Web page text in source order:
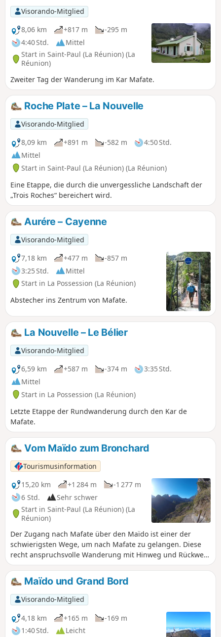
Visorando-Mitglied
8,06 km
+817 m
-295 m
4:40 Std.
Mittel
Start in Saint-Paul (La Réunion) (La
Réunion)
Zweiter Tag der Wanderung im Kar Mafate.
Roche Plate – La Nouvelle
Visorando-Mitglied
8,09 km
+891 m -582 m
4:50 Std.
Mittel
Start in Saint-Paul (La Réunion) (La Réunion)
Eine Etappe, die durch die unvergessliche Landschaft der
„Trois Roches“ bereichert wird.
Aurére – Cayenne
Visorando-Mitglied
7,18 km
+477 m
-857 m
3:25 Std.
Mittel
Start in La Possession (La Réunion)
Abstecher ins Zentrum von Mafate.
La Nouvelle – Le Bélier
Visorando-Mitglied
6,59 km
+587 m -374 m
3:35 Std.
Mittel
Start in La Possession (La Réunion)
Letzte Etappe der Rundwanderung durch den Kar de
Mafate.
Vom Maïdo zum Bronchard
Tourismusinformation
15,20 km
+1 284 m
-1 277 m
6 Std.
Sehr schwer
Start in Saint-Paul (La Réunion) (La
Réunion)
Der Zugang nach Mafate über den Maïdo ist einer der
schwierigsten Wege, um nach Mafate zu gelangen. Diese
recht anspruchsvolle Wanderung mit Hinweg und Rückweg
bietet die Möglichkeit, das sympathische Dorf Roche Plate
zu sehen und noch weiter bis zum Bronchard zu gehen, von
wo aus man einen weiten Ausblick auf die Umgebung hat.
Das Dorf Roche Plate ist mit seinen kreolischen Häusern
typisch für die Dörfer von Mafate. Es ist sehr weitläufig und
besteht aus zwei Vierteln. Vor Ort gibt es zahlreiche
Unterkünfte.
Maïdo und Grand Bord
Visorando-Mitglied
4,18 km
+165 m
-169 m
1:40 Std.
Leicht